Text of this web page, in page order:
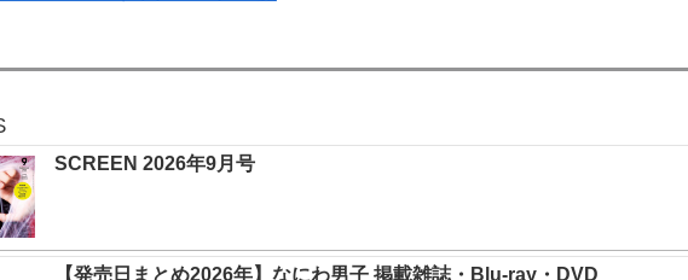
SCREEN 2026年9月号
【発売日まとめ2026年】なにわ男子 掲載雑誌・Blu-ray・DVD